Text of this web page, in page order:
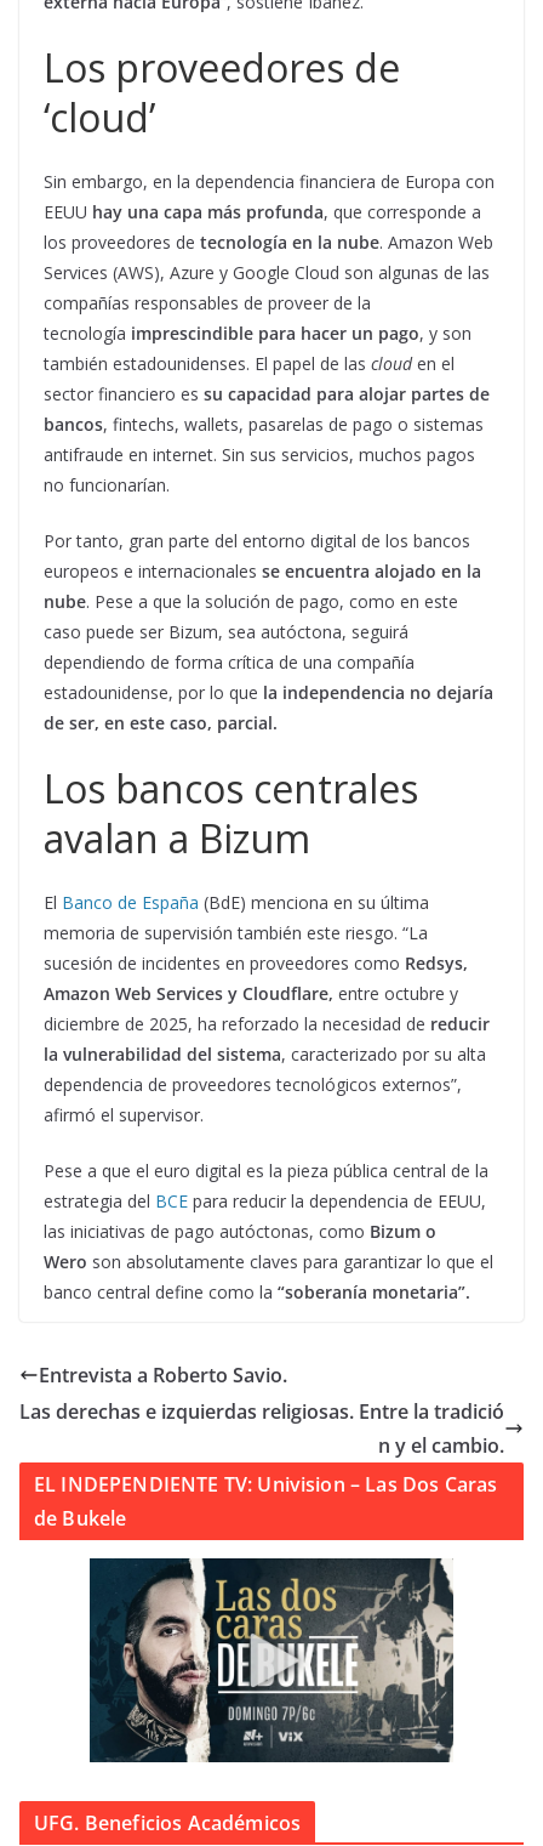
Los proveedores de
‘cloud’
Sin embargo, en la dependencia financiera de Europa con
EEUU hay una capa más profunda, que corresponde a
los proveedores de tecnología en la nube. Amazon Web
Services (AWS), Azure y Google Cloud son algunas de las
compañías responsables de proveer de la
tecnología imprescindible para hacer un pago, y son
también estadounidenses. El papel de las clouden el
sector financiero es su capacidad para alojar partes de
bancos, fintechs, wallets, pasarelas de pago o sistemas
antifraude en internet. Sin sus servicios, muchos pagos
no funcionarían.
Por tanto, gran parte del entorno digital de los bancos
europeos e internacionales se encuentra alojado en la
nube. Pese a que la solución de pago, como en este
caso puede ser Bizum, sea autóctona, seguirá
dependiendo de forma crítica de una compañía
estadounidense, por lo que la independencia no dejaría
de ser, en este caso, parcial.
Los bancos centrales
avalan a Bizum
El Banco de España (BdE) menciona en su última
memoria de supervisión también este riesgo. “La
sucesión de incidentes en proveedores como Redsys,
Amazon Web Services y Cloudflare, entre octubre y
diciembre de 2025, ha reforzado la necesidad de reducir
la vulnerabilidad del sistema, caracterizado por su alta
dependencia de proveedores tecnológicos externos”,
afirmó el supervisor.
Pese a que el euro digital es la pieza pública central de la
estrategia del BCE para reducir la dependencia de EEUU,
las iniciativas de pago autóctonas, como Bizum o
Wero son absolutamente claves para garantizar lo que el
banco central define como la “soberanía monetaria”.
Entrevista a Roberto Savio.
Las derechas e izquierdas religiosas. Entre la tradició
n y el cambio.
EL INDEPENDIENTE TV: Univision – Las Dos Caras
de Bukele
UFG. Beneficios Académicos